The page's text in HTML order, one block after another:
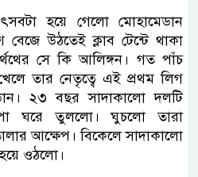
হয়ে গেলো মোহামেডান
বেজে উঠতেই ক্লাব টেন্টে থাকা
সে কি আলিঙ্গন। গত পাঁচ
তার নেতৃত্বে এই প্রথম লিগ
২৩ বছর সাদাকালো দলটি
ঘরে তুললো। ঘুচলো তারা
আক্ষেপ। বিকেলে সাদাকালো
ওঠলো।